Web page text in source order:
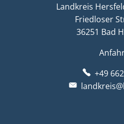
Landkreis
Friedloser
36251 Bad
+49